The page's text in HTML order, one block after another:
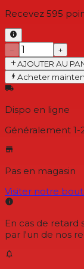
Recevez 595
−
+
AJOUTER AU
Acheter
Dispo en ligne
Généralement 1-
Pas en magasin
Visiter notre
En cas de
par l'un de nos